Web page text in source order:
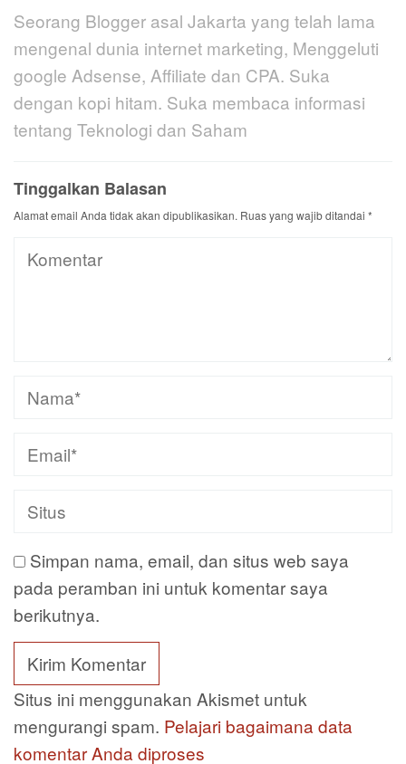
Seorang Blogger asal Jakarta yang telah lama
mengenal dunia internet marketing, Menggeluti
google Adsense, Affiliate dan CPA. Suka
dengan kopi hitam. Suka membaca informasi
tentang Teknologi dan Saham
Tinggalkan Balasan
Alamat email Anda tidak akan dipublikasikan. Ruas yang wajib ditandai *
Simpan nama, email, dan situs web saya
pada peramban ini untuk komentar saya
berikutnya.
Situs ini menggunakan Akismet untuk
mengurangi spam. Pelajari bagaimana data
komentar Anda diproses